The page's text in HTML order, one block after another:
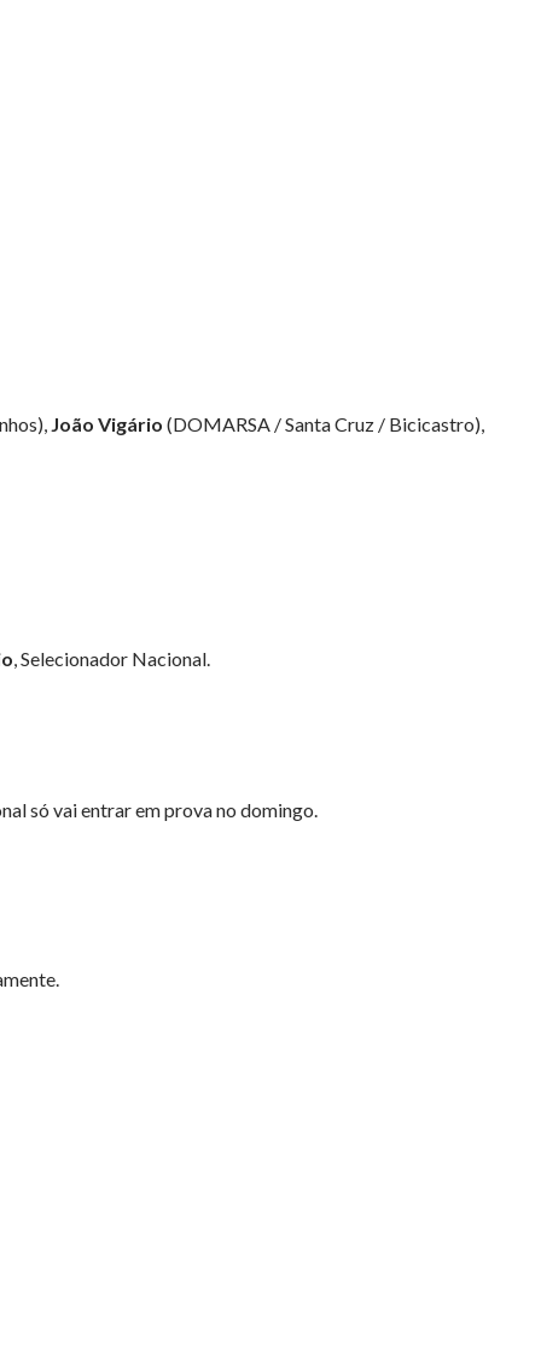
João Vigário (DOMARSA / Santa Cruz / Bicicastro),
, Selecionador Nacional.
só vai entrar em prova no domingo.